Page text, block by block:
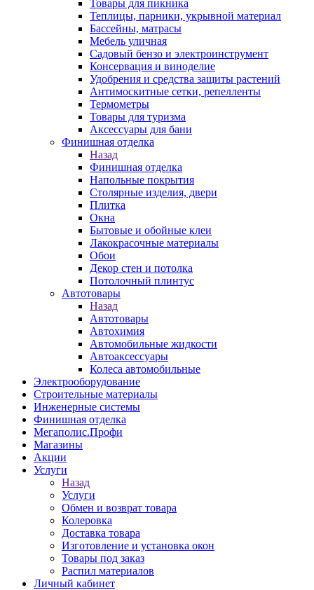
Товары для пикника
Теплицы, парники, укрывной материал
Бассейны, матрасы
Мебель уличная
Садовый бензо и электроинструмент
Консервация и виноделие
Удобрения и средства защиты растений
Антимоскитные сетки, репелленты
Термометры
Товары для туризма
Аксессуары для бани
Финишная отделка
Назад
Финишная отделка
Напольные покрытия
Столярные изделия, двери
Плитка
Окна
Бытовые и обойные клеи
Лакокрасочные материалы
Обои
Декор стен и потолка
Потолочный плинтус
Автотовары
Назад
Автотовары
Автохимия
Автомобильные жидкости
Автоаксессуары
Колеса автомобильные
Электрооборудование
Строительные материалы
Инженерные системы
Финишная отделка
Мегаполис.Профи
Магазины
Акции
Услуги
Назад
Услуги
Обмен и возврат товара
Колеровка
Доставка товара
Изготовление и установка окон
Товары под заказ
Распил материалов
Личный кабинет